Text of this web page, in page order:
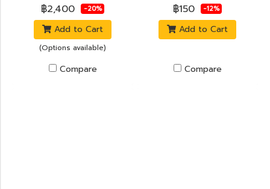
฿2,400 -20%
Add to Cart
(Options available)
Compare
฿150 -12%
Add to Cart
Compare